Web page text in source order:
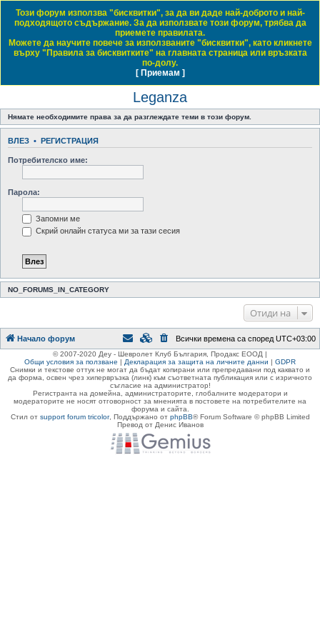
Daewoo & Chevrolet Club Bulgaria
ЧЗВ Правила на форума Влез
Регистрация
Начало форум Luxury Cars / Луксозни автомобили Leganza
с
е
Виж активните теми
Leganza
Нямате необходимите права за да разглеждате теми в този форум.
ВЛЕЗ • РЕГИСТРАЦИЯ
Потребителско име:
Парола:
Запомни ме
Скрий онлайн статуса ми за тази сесия
NO_FORUMS_IN_CATEGORY
Отиди на
Този форум използва "бисквитки", за да ви даде най-доброто и най-
подходящото съдържание. За да използвате този форум, трябва да
приемете правилата.
Можете да научите повече за използваните "бисквитки", като кликнете
върху "Правила за бисквитките" на главната страница или връзката
по-долу.
[ Приемам ]
Начало форум Всички времена са според UTC+03:00
© 2007-2020 Деу - Шевролет Клуб България, Продакс ЕООД |
Общи условия за ползване | Декларация за защита на личните данни | GDPR
Снимки и текстове оттук не могат да бъдат копирани или препредавани под каквато и
да форма, освен чрез хипервръзка (линк) към съответната публикация или с изричното
съгласие на администратор!
Регистранта на домейна, администраторите, глобалните модератори и
модераторите не носят отговорност за мненията в постовете на потребителите на
форума и сайта.
Стил от support forum tricolor, Поддържано от phpBB® Forum Software © phpBB Limited
Превод от Денис Иванов